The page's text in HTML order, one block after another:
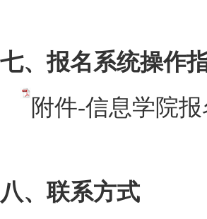
七、报名系统操作
附件-信息学院
八、联系方式